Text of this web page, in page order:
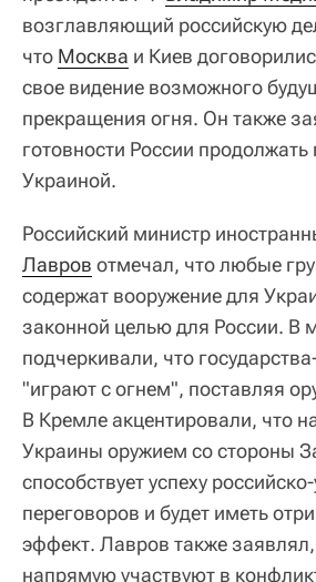
возглавляющий российскую
что Москва и Киев
свое видение возможного
прекращения огня. Он также
готовности России
Украиной.
Российский министр
Лавров отмечал, что любые
содержат вооружение для
законной целью для России. В
подчеркивали, что
"играют с огнем", поставляя
В Кремле акцентировали, что
Украины оружием со стороны
способствует успеху
переговоров и будет иметь
эффект. Лавров также
напрямую участвуют в